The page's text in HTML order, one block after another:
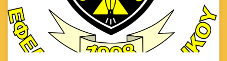
άλλοι αποκάλεσαν το άρθρο αναληθές και ζήτησαν την ανάκληση
του. Όταν ο τέως Υπουργός Άμυνας Χριστόφορος Φωκαΐδης […]